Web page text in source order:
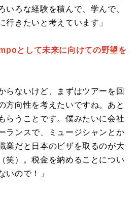
いろな経験を積んで、学んで、
行きたいと考えています」
として未来に向けての野望を
らないけど、まずはツアーを回
方向性を考えたいですね。あと
らうことです。僕みたいに会社
ランスで、ミュージシャンとか
業だと日本のビザを取るのが大
笑）。税金を納めることについ
いので！」